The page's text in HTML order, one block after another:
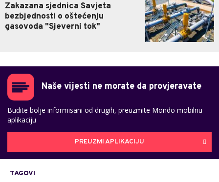
Zakazana sjednica Savjeta
bezbjednosti o oštećenju
gasovoda "Sjeverni tok"
Naše vijesti ne morate da provjeravate
Budite bolje informisani od drugih, preuzmite Mondo mobilnu
aplikaciju
PREUZMI APLIKACIJU
TAGOVI